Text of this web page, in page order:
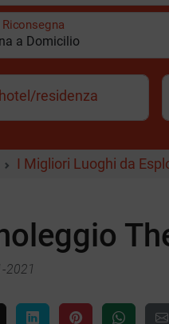
residenza
I Migliori Luoghi da
2021